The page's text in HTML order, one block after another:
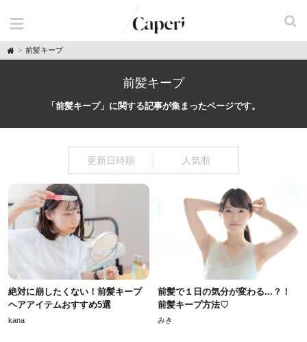
H
o
前髪キープ
前髪キープ
「前髪キープ」に関する記事が集まったページです。
更新日時順 人気順
絶対に崩したくない！前髪キープ
ヘアアイテムおすすめ5選
kana
前髪で１日の気分が変わる...？！
前髪キープ方法♡
みき